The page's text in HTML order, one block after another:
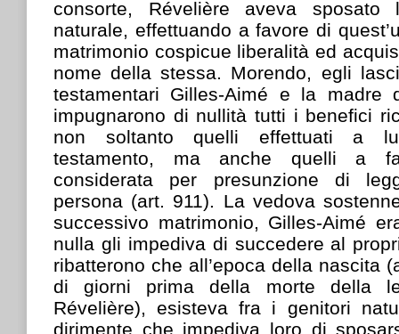
consorte, Révelière aveva
naturale, effettuando a favore di
matrimonio cospicue liberalità ed
nome della stessa. Morendo, egli
testamentari Gilles-Aimé e la
impugnarono di nullità tutti i benefici
non soltanto quelli effettuati a
testamento, ma anche quelli a
considerata per presunzione di
persona (art. 911). La vedova
successivo matrimonio, Gilles-Aimé
nulla gli impediva di succedere al
ribatterono che all’epoca della nascita
di giorni prima della morte della
Révelière), esisteva fra i genitori
dirimente che impediva loro di